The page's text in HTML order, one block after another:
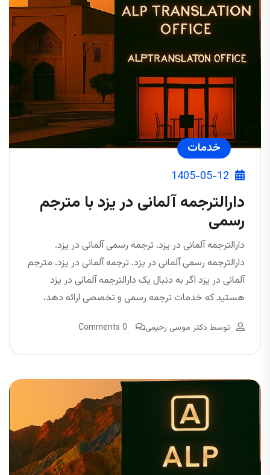
خدمات
1405-05-12
دارالترجمه آلمانی در یزد با مترجم
رسمی
دارالترجمه آلمانی در یزد. ترجمه رسمی آلمانی در یزد.
دارالترجمه رسمی آلمانی در یزد. ترجمه آلمانی در یزد. مترجم
آلمانی در یزد اگر به دنبال یک دارالترجمه آلمانی در یزد
هستید که خدمات ترجمه رسمی و تخصصی ارائه دهد،
توسط دکتر موسی رحیمی 0 Comments